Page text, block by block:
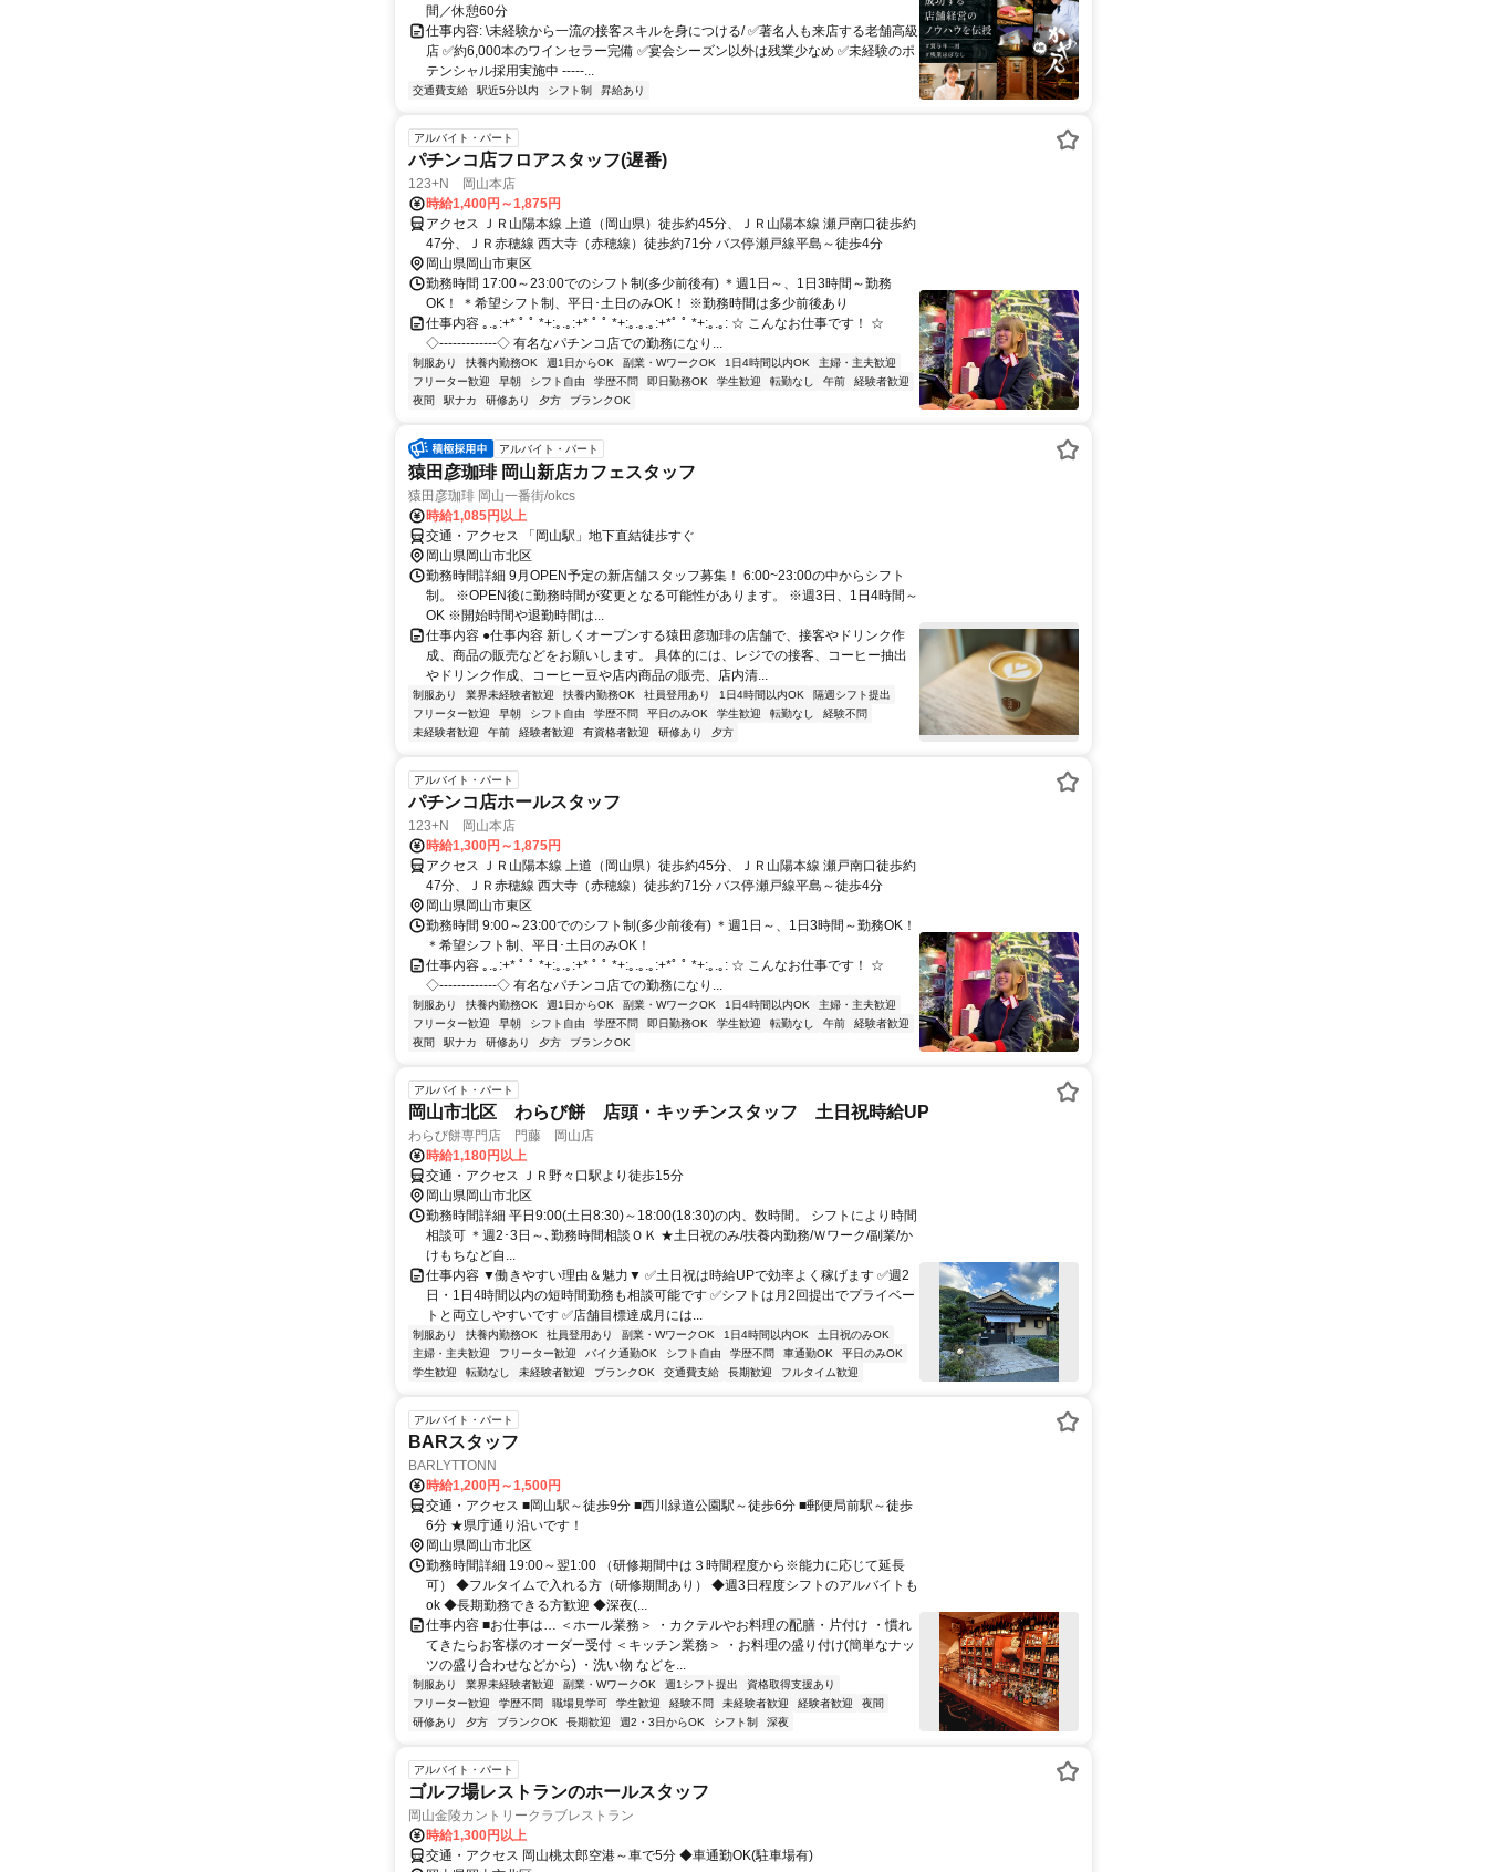
間／休憩60分
仕事内容: \未経験から一流の接客スキルを身につける/ ✅著名人も来店する老舗高級
店 ✅約6,000本のワインセラー完備 ✅宴会シーズン以外は残業少なめ ✅未経験のポ
テンシャル採用実施中 -----...
交通費支給 駅近5分以内 シフト制 昇給あり
アルバイト・パート
パチンコ店フロアスタッフ(遅番)
123+N 岡山本店
時給1,400円～1,875円
アクセス ＪＲ山陽本線 上道（岡山県）徒歩約45分、ＪＲ山陽本線 瀬戸南口徒歩約
47分、ＪＲ赤穂線 西大寺（赤穂線）徒歩約71分 バス停瀬戸線平島～徒歩4分
岡山県岡山市東区
勤務時間 17:00～23:00でのシフト制(多少前後有) ＊週1日～、1日3時間～勤務
OK！ ＊希望シフト制、平日･土日のみOK！ ※勤務時間は多少前後あり
仕事内容 ｡.｡:+* ﾟ ﾟ *+:｡.｡:+* ﾟ ﾟ *+:｡.｡.｡:+*ﾟ ﾟ *+:｡.｡: ☆ こんなお仕事です！ ☆
◇‐‐‐‐‐‐‐‐‐‐‐‐‐◇ 有名なパチンコ店での勤務になり...
制服あり 扶養内勤務OK 週1日からOK 副業・WワークOK 1日4時間以内OK
主婦・主夫歓迎
フリーター歓迎
早朝 シフト自由 学歴不問 即日勤務OK 学生歓迎 転勤なし 午前
経験者歓迎
夜間
駅ナカ 研修あり 夕方 ブランクOK
アルバイト・パート
猿田彦珈琲 岡山新店カフェスタッフ
猿田彦珈琲 岡山一番街/okcs
時給1,085円以上
交通・アクセス 「岡山駅」地下直結徒歩すぐ
岡山県岡山市北区
勤務時間詳細 9月OPEN予定の新店舗スタッフ募集！ 6:00~23:00の中からシフト
制。 ※OPEN後に勤務時間が変更となる可能性があります。 ※週3日、1日4時間～
OK ※開始時間や退勤時間は...
仕事内容 ●仕事内容 新しくオープンする猿田彦珈琲の店舗で、接客やドリンク作
成、商品の販売などをお願いします。 具体的には、レジでの接客、コーヒー抽出
やドリンク作成、コーヒー豆や店内商品の販売、店内清...
制服あり 業界未経験者歓迎 扶養内勤務OK 社員登用あり 1日4時間以内OK
隔週シフト提出
フリーター歓迎
早朝 シフト自由 学歴不問 平日のみOK 学生歓迎 転勤なし
経験不問
未経験者歓迎
午前 経験者歓迎 有資格者歓迎 研修あり 夕方
アルバイト・パート
パチンコ店ホールスタッフ
123+N 岡山本店
時給1,300円～1,875円
アクセス ＪＲ山陽本線 上道（岡山県）徒歩約45分、ＪＲ山陽本線 瀬戸南口徒歩約
47分、ＪＲ赤穂線 西大寺（赤穂線）徒歩約71分 バス停瀬戸線平島～徒歩4分
岡山県岡山市東区
勤務時間 9:00～23:00でのシフト制(多少前後有) ＊週1日～、1日3時間～勤務OK！
＊希望シフト制、平日･土日のみOK！
仕事内容 ｡.｡:+* ﾟ ﾟ *+:｡.｡:+* ﾟ ﾟ *+:｡.｡.｡:+*ﾟ ﾟ *+:｡.｡: ☆ こんなお仕事です！ ☆
◇‐‐‐‐‐‐‐‐‐‐‐‐‐◇ 有名なパチンコ店での勤務になり...
制服あり 扶養内勤務OK 週1日からOK 副業・WワークOK 1日4時間以内OK
主婦・主夫歓迎
フリーター歓迎
早朝 シフト自由 学歴不問 即日勤務OK 学生歓迎 転勤なし 午前
経験者歓迎
夜間
駅ナカ 研修あり 夕方 ブランクOK
アルバイト・パート
岡山市北区 わらび餅 店頭・キッチンスタッフ 土日祝時給UP
わらび餅専門店 門藤 岡山店
時給1,180円以上
交通・アクセス ＪＲ野々口駅より徒歩15分
岡山県岡山市北区
勤務時間詳細 平日9:00(土日8:30)～18:00(18:30)の内、数時間。 シフトにより時間
相談可 ＊週2･3日～､勤務時間相談ＯＫ ★土日祝のみ/扶養内勤務/Ｗワーク/副業/か
けもちなど自...
仕事内容 ▼働きやすい理由＆魅力▼ ✅土日祝は時給UPで効率よく稼げます ✅週2
日・1日4時間以内の短時間勤務も相談可能です ✅シフトは月2回提出でプライベー
トと両立しやすいです ✅店舗目標達成月には...
制服あり 扶養内勤務OK 社員登用あり 副業・WワークOK 1日4時間以内OK
土日祝のみOK
主婦・主夫歓迎
フリーター歓迎 バイク通勤OK シフト自由 学歴不問 車通勤OK
平日のみOK
学生歓迎
転勤なし 未経験者歓迎 ブランクOK 交通費支給 長期歓迎 フルタイム歓迎
アルバイト・パート
BARスタッフ
BARLYTTONN
時給1,200円～1,500円
交通・アクセス ■岡山駅～徒歩9分 ■西川緑道公園駅～徒歩6分 ■郵便局前駅～徒歩
6分 ★県庁通り沿いです！
岡山県岡山市北区
勤務時間詳細 19:00～翌1:00 （研修期間中は３時間程度から※能力に応じて延長
可） ◆フルタイムで入れる方（研修期間あり） ◆週3日程度シフトのアルバイトも
ok ◆長期勤務できる方歓迎 ◆深夜(...
仕事内容 ■お仕事は… ＜ホール業務＞ ・カクテルやお料理の配膳・片付け ・慣れ
てきたらお客様のオーダー受付 ＜キッチン業務＞ ・お料理の盛り付け(簡単なナッ
ツの盛り合わせなどから) ・洗い物 などを...
制服あり 業界未経験者歓迎 副業・WワークOK 週1シフト提出
資格取得支援あり
フリーター歓迎
学歴不問 職場見学可 学生歓迎 経験不問 未経験者歓迎 経験者歓迎
夜間
研修あり
夕方 ブランクOK 長期歓迎 週2・3日からOK シフト制 深夜
アルバイト・パート
ゴルフ場レストランのホールスタッフ
岡山金陵カントリークラブレストラン
時給1,300円以上
交通・アクセス 岡山桃太郎空港～車で5分 ◆車通勤OK(駐車場有)